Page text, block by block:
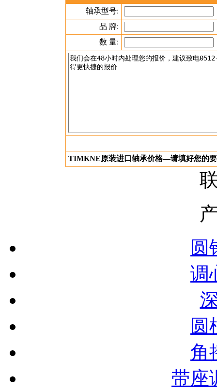
轴承型号:
品 牌:
数 量:
TIMKNE原装进口轴承价格—请填好您的
圆
调
圆
角
带座